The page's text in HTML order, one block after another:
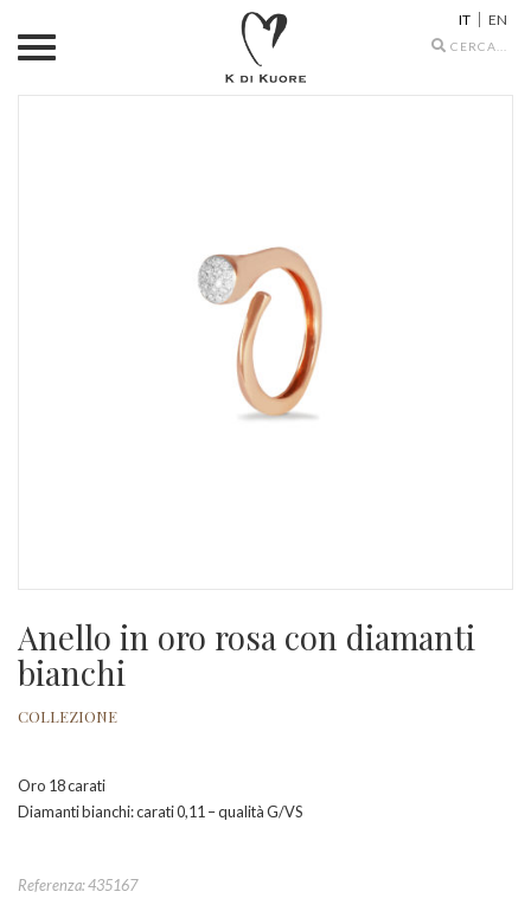
Search
IT EN
Anello in oro rosa con diamanti
bianchi
COLLEZIONE
Oro 18 carati
Diamanti bianchi: carati 0,11 – qualità G/VS
Referenza: 435167